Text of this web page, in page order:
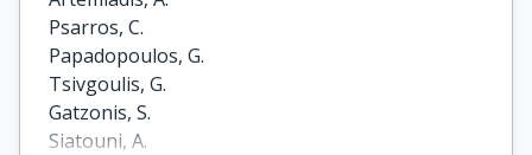
Psarros, C.
Papadopoulos, G.
Tsivgoulis, G.
Gatzonis, S.
Siatouni, A.